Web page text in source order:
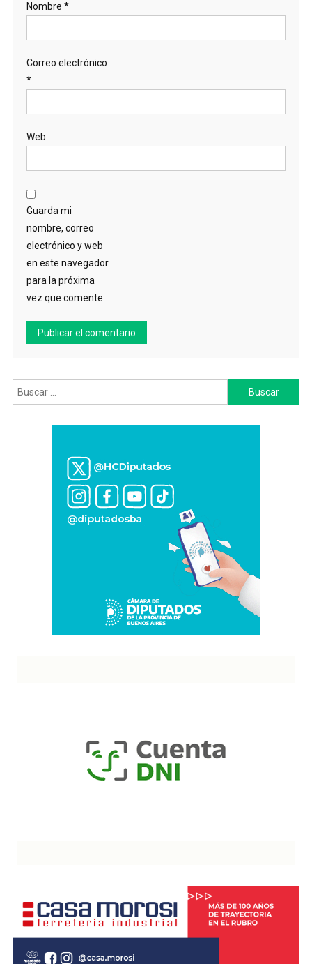
Nombre *
Correo electrónico
*
Web
Guarda mi
nombre, correo
electrónico y web
en este navegador
para la próxima
vez que comente.
Buscar: